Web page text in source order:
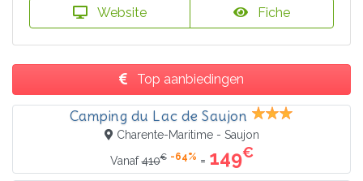
Website Fiche
Top aanbiedingen
Camping du Lac de Saujon
Charente-Maritime - Saujon
Vanaf410€ -64% = 149€